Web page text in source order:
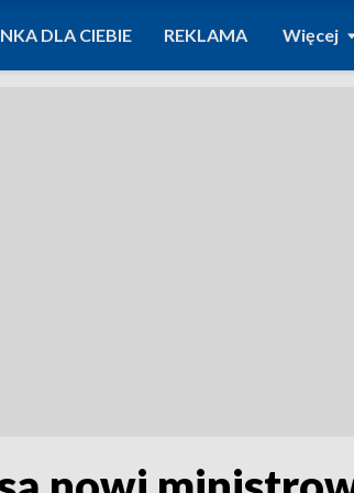
DLA CIEBIE REKLAMA Więcej